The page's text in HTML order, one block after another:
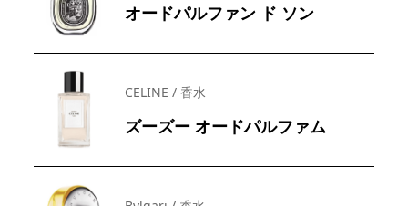
オードパルファン ド ソン
CELINE / 香水
ズーズー オードパルファム